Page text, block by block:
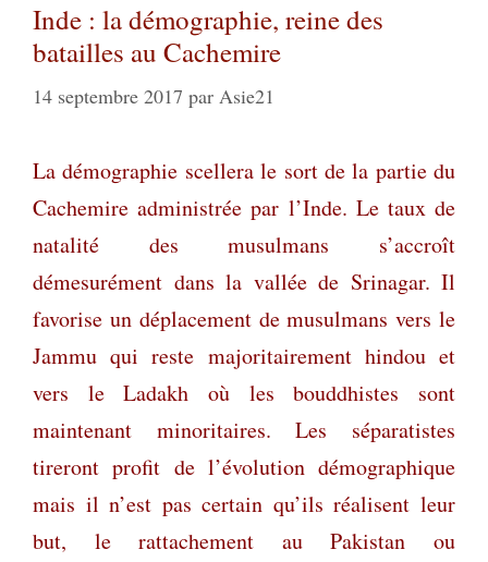
Inde : la démographie, reine des
batailles au Cachemire
14 septembre 2017 par Asie21
La démographie scellera le sort de la partie du
Cachemire administrée par l’Inde. Le taux de
natalité des musulmans s’accroît
démesurément dans la vallée de Srinagar. Il
favorise un déplacement de musulmans vers le
Jammu qui reste majoritairement hindou et
vers le Ladakh où les bouddhistes sont
maintenant minoritaires. Les séparatistes
tireront profit de l’évolution démographique
mais il n’est pas certain qu’ils réalisent leur
but, le rattachement au Pakistan ou